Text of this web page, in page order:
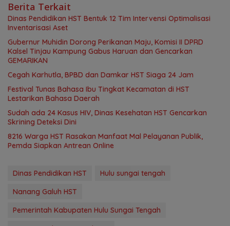
Berita Terkait
Dinas Pendidikan HST Bentuk 12 Tim Intervensi Optimalisasi
Inventarisasi Aset
Gubernur Muhidin Dorong Perikanan Maju, Komisi II DPRD
Kalsel Tinjau Kampung Gabus Haruan dan Gencarkan
GEMARIKAN
Cegah Karhutla, BPBD dan Damkar HST Siaga 24 Jam
Festival Tunas Bahasa Ibu Tingkat Kecamatan di HST
Lestarikan Bahasa Daerah
Sudah ada 24 Kasus HIV, Dinas Kesehatan HST Gencarkan
Skrining Deteksi Dini
8216 Warga HST Rasakan Manfaat Mal Pelayanan Publik,
Pemda Siapkan Antrean Online
Dinas Pendidikan HST
Hulu sungai tengah
Nanang Galuh HST
Pemerintah Kabupaten Hulu Sungai Tengah